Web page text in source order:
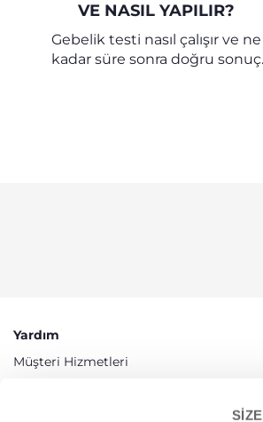
VE NASIL YAPILIR?
Gebelik testi nasıl çalışır ve ne
kadar süre sonra doğru sonuç
Yardım
Müşteri Hizmetleri